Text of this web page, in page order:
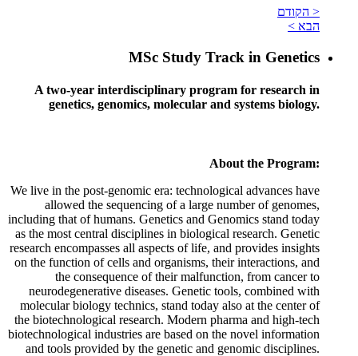
< הקודם
הבא >
MSc Study Track in Genetics
A two-year interdisciplinary program for research in
genetics, genomics, molecular and systems biology.
About the Program:
We live in the post-genomic era: technological advances have
allowed the sequencing of a large number of genomes,
including that of humans. Genetics and Genomics stand today
as the most central disciplines in biological research. Genetic
research encompasses all aspects of life, and provides insights
on the function of cells and organisms, their interactions, and
the consequence of their malfunction, from cancer to
neurodegenerative diseases. Genetic tools, combined with
molecular biology technics, stand today also at the center of
the biotechnological research. Modern pharma and high-tech
biotechnological industries are based on the novel information
and tools provided by the genetic and genomic disciplines.